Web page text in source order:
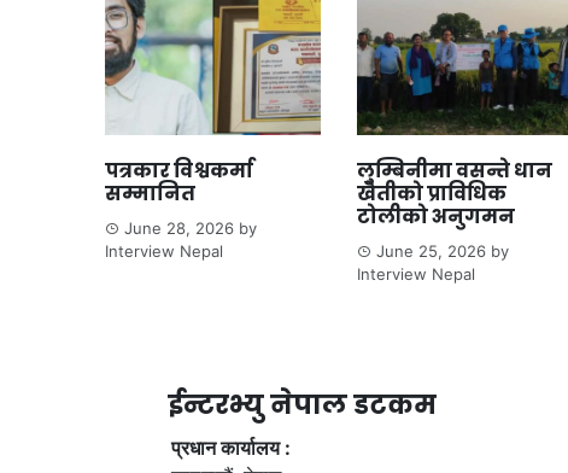
पत्रकार विश्वकर्मा
सम्मानित
June 28, 2026 by
Interview Nepal
लुम्बिनीमा वसन्ते धान
खेतीको प्राविधिक
टोलीको अनुगमन
June 25, 2026 by
Interview Nepal
ईन्टरभ्यु नेपाल डटकम
प्रधान कार्यालय :